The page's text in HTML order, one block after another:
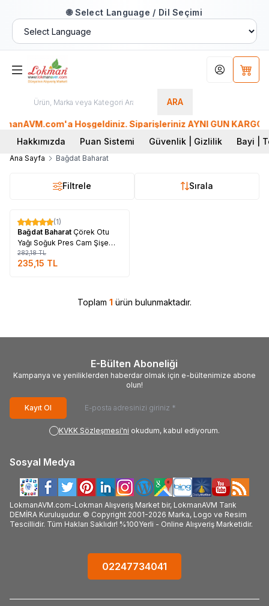
🌐 Select Language / Dil Seçimi
ARA
Hesabım
Hoşgeldiniz. Siparişleriniz AYNI GÜN
Hakkımızda
Puan Sistemi Güvenlik | Gizlilik Bayi |
Ana Sayfa Bağdat Baharat
Filtrele Sırala
%17
(1)
Bağdat Baharat Çörek Otu
Yağı Soğuk Pres Cam Şişe
225 Gr
282,18TL
235,15 TL
Toplam 1 ürün bulunmaktadır.
E-Bülten Aboneliği
Kampanya ve yeniliklerden haberdar olmak için e-bültenimize abone
olun!
Kayıt Ol
KVKK Sözleşmesi'ni okudum, kabul ediyorum.
Sosyal Medya
LokmanAVM.com-Lokman Alışveriş Market bir, LokmanAVM Tarık
DEMİRA Kuruluşudur. © Copyright 2001-2026 Marka, Logo ve Resim
Tescillidir. Tüm Hakları Saklıdır! %100Yerli - Online Alışveriş Marketidir.
02247734041